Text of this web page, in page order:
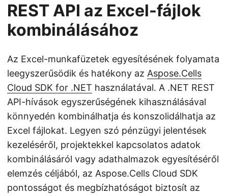
REST API az Excel-fájlok
kombinálásához
Az Excel-munkafüzetek egyesítésének folyamata
leegyszerűsödik és hatékony az Aspose.Cells
Cloud SDK for .NET használatával. A .NET REST
API-hívások egyszerűségének kihasználásával
könnyedén kombinálhatja és konszolidálhatja az
Excel fájlokat. Legyen szó pénzügyi jelentések
kezeléséről, projektekkel kapcsolatos adatok
kombinálásáról vagy adathalmazok egyesítéséről
elemzés céljából, az Aspose.Cells Cloud SDK
pontosságot és megbízhatóságot biztosít az